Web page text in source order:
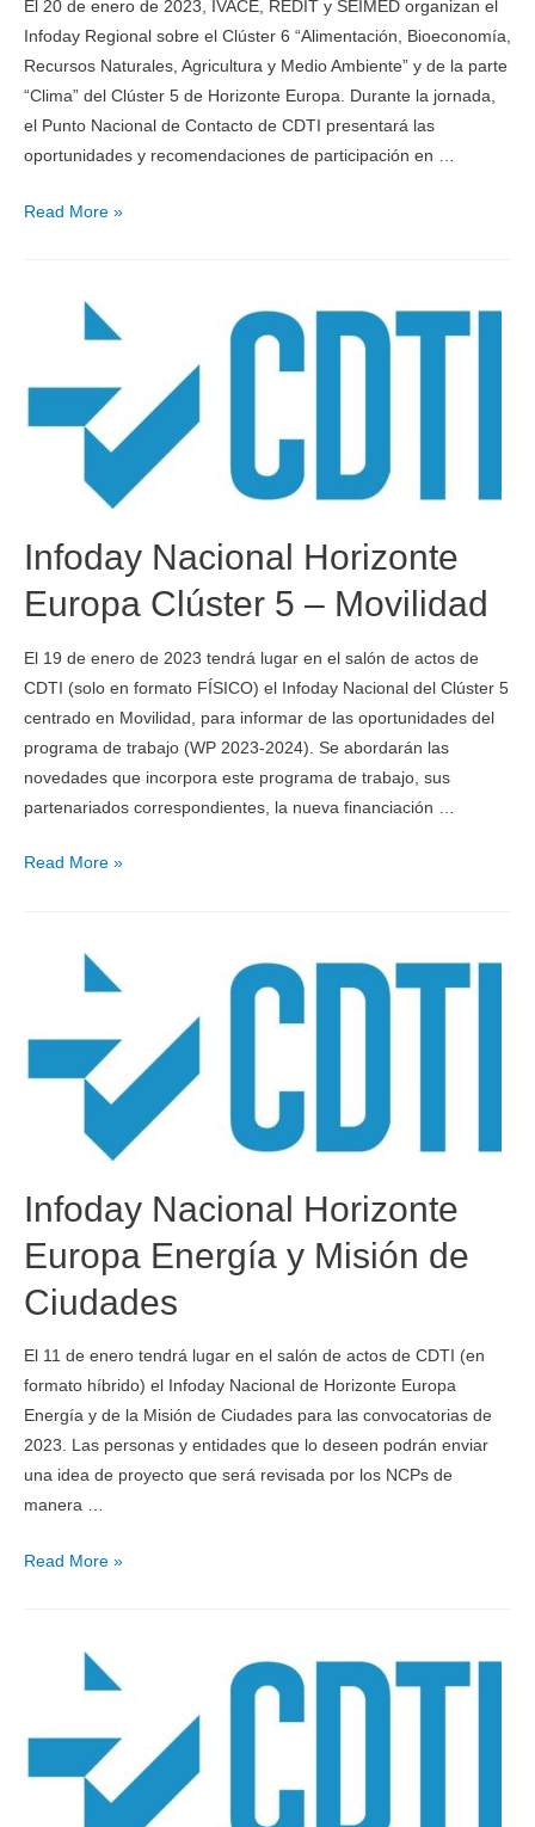
El 20 de enero de 2023, IVACE, REDIT y SEIMED organizan el
Infoday Regional sobre el Clúster 6 “Alimentación, Bioeconomía,
Recursos Naturales, Agricultura y Medio Ambiente” y de la parte
“Clima” del Clúster 5 de Horizonte Europa. Durante la jornada,
el Punto Nacional de Contacto de CDTI presentará las
oportunidades y recomendaciones de participación en …
Read More »
Infoday Nacional Horizonte
Europa Clúster 5 – Movilidad
El 19 de enero de 2023 tendrá lugar en el salón de actos de
CDTI (solo en formato FÍSICO) el Infoday Nacional del Clúster 5
centrado en Movilidad, para informar de las oportunidades del
programa de trabajo (WP 2023-2024). Se abordarán las
novedades que incorpora este programa de trabajo, sus
partenariados correspondientes, la nueva financiación …
Read More »
Infoday Nacional Horizonte
Europa Energía y Misión de
Ciudades
El 11 de enero tendrá lugar en el salón de actos de CDTI (en
formato híbrido) el Infoday Nacional de Horizonte Europa
Energía y de la Misión de Ciudades para las convocatorias de
2023. Las personas y entidades que lo deseen podrán enviar
una idea de proyecto que será revisada por los NCPs de
manera …
Read More »